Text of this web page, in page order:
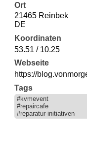
Ort
21465 Reinbek
DE
Koordinaten
53.51 / 10.25
Webseite
https://
Tags
#kvmevent
#repaircafe
#reparatur-initiativen